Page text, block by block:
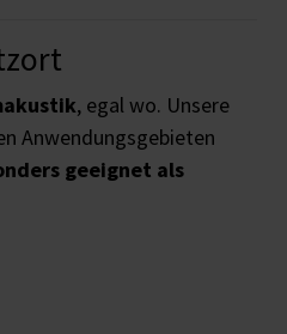
, egal wo. Unsere
Anwendungsgebieten
geeignet als